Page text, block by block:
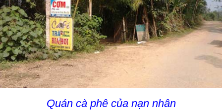
Quán cà phê của nạn nhân